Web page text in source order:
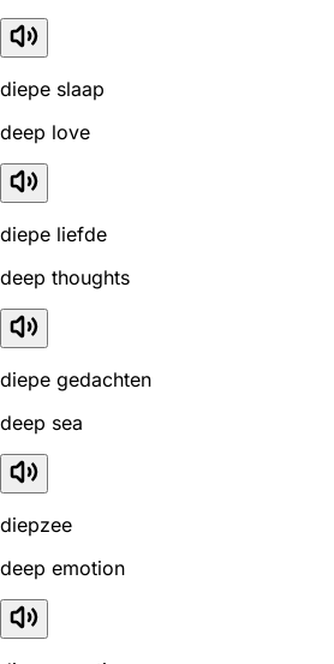
diepe slaap
deep love
diepe liefde
deep thoughts
diepe gedachten
deep sea
diepzee
deep emotion